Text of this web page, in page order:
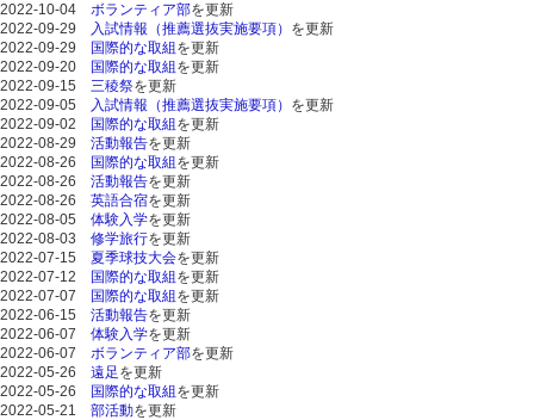
2022-10-04 ボランティア部を更新
2022-09-29
入試情報（推薦選抜実施要項） を更新
2022-09-29
国際的な取組 を更新
2022-09-20
国際的な取組 を更新
2022-09-15 三稜祭を更新
2022-09-05
入試情報（推薦選抜実施要項） を更新
2022-09-02
国際的な取組 を更新
2022-08-29 活動報告を更新
2022-08-26
国際的な取組 を更新
2022-08-26 活動報告を更新
2022-08-26 英語合宿を更新
2022-08-05 体験入学を更新
2022-08-03 修学旅行を更新
2022-07-15 夏季球技大会を更新
2022-07-12
国際的な取組 を更新
2022-07-07
国際的な取組 を更新
2022-06-15 活動報告を更新
2022-06-07 体験入学を更新
2022-06-07 ボランティア部を更新
2022-05-26 遠足 を更新
2022-05-26
国際的な取組 を更新
2022-05-21 部活動を更新